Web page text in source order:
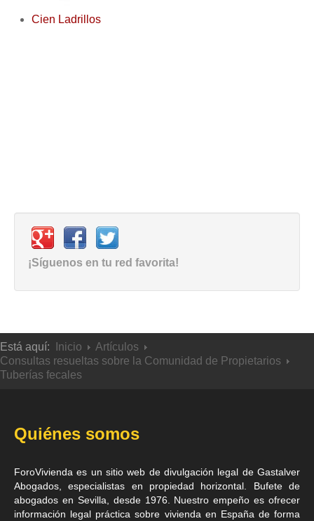
Cien Ladrillos
¡Síguenos en tu red favorita!
Está aquí: Inicio
Artículos
Consultas resueltas sobre la Comunidad de Propietarios
Tuberías fecales
Quiénes somos
ForoVivienda es un sitio web de divulgación legal de Gastalver
Abogados, especialistas en propiedad horizontal . Bufete de
abogados en Sevilla , desde 1976. Nuestro empeño es ofrecer
información legal práctica sobre vivienda en España de forma